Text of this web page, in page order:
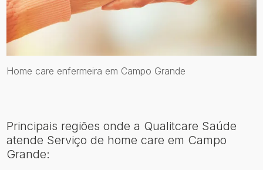
Home care enfermeira em Campo Grande
Principais regiões onde a Qualitcare Saúde
atende Serviço de home care em Campo
Grande: